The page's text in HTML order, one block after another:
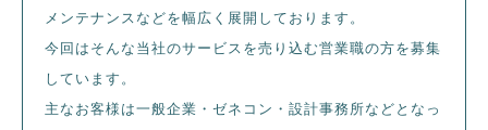
メンテナンスなどを幅広く展開しております。
今回はそんな当社のサービスを売り込む営業職の方を募集
しています。
主なお客様は一般企業・ゼネコン・設計事務所などとなっ